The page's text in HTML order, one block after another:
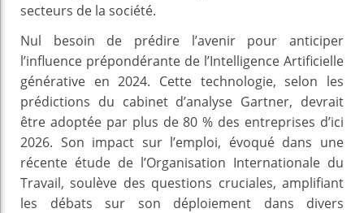
secteurs de la société.
Nul besoin de prédire l’avenir pour anticiper
l’influence prépondérante de l’Intelligence Artificielle
générative en 2024. Cette technologie, selon les
prédictions du cabinet d’analyse Gartner, devrait
être adoptée par plus de 80 % des entreprises d’ici
2026. Son impact sur l’emploi, évoqué dans une
récente étude de l’Organisation Internationale du
Travail, soulève des questions cruciales, amplifiant
les débats sur son déploiement dans divers